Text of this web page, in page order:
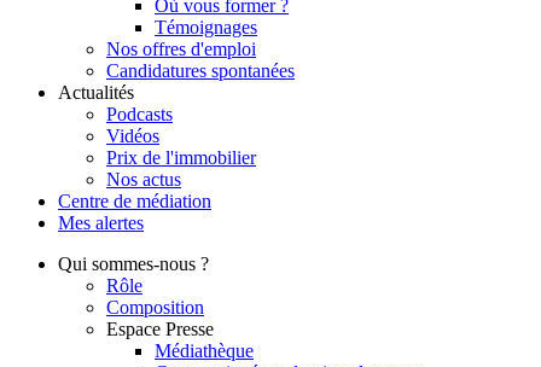
Où vous former ?
Témoignages
Nos offres d'emploi
Candidatures spontanées
Actualités
Podcasts
Vidéos
Prix de l'immobilier
Nos actus
Centre de médiation
Mes alertes
Qui sommes-nous ?
Rôle
Composition
Espace Presse
Médiathèque